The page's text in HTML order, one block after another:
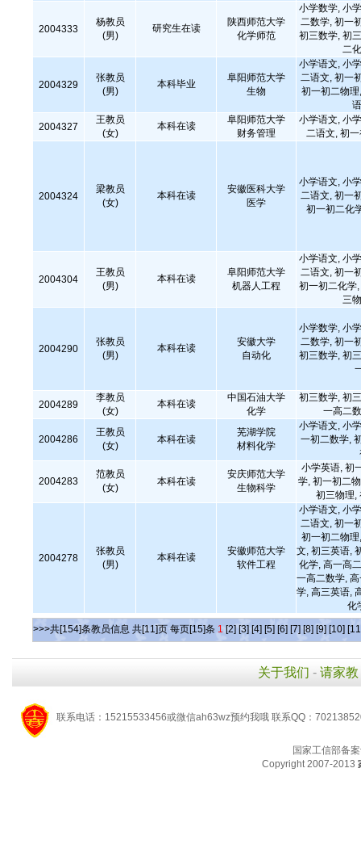
2004333
杨教员
(男)
研究生在读
陕西师范大学
化学师范
小学数学, 小
二数学, 初一
初三数学, 初
二
2004329
张教员
(男)
本科毕业
阜阳师范大学
生物
小学语文, 小
二语文, 初一
初一初二物
2004327
王教员
(女)
本科在读
阜阳师范大学
财务管理
小学语文, 小
二语文, 初
2004324
梁教员
(女)
本科在读
安徽医科大学
医学
小学语文, 小
二语文, 初一
初一初二化
2004304
王教员
(男)
本科在读
阜阳师范大学
机器人工程
小学语文, 小
二语文, 初一
初一初二化学
三
2004290
张教员
(男)
本科在读
安徽大学
自动化
小学数学, 小
二数学, 初一
初三数学, 初
2004289
李教员
(女)
本科在读
中国石油大学
化学
初三数学, 初
一高二
2004286
王教员
(女)
本科在读
芜湖学院
材料化学
小学语文, 小
一初二数学,
2004283
范教员
(女)
本科在读
安庆师范大学
生物科学
小学英语, 初
学, 初一初二
初三物理,
2004278
张教员
(男)
本科在读
安徽师范大学
软件工程
小学语文, 小
二语文, 初一
初一初二物
文, 初三英语,
化学, 高一高
一高二数学,
学, 高三英语,
化
>>>共[154]条教员信息 共[11]页 每页[15]条 1 [2] [3] [4] [5] [6] [7] [8] [9] [10]
关于我们 - 请家教
联系电话：15215533456或微信ah63wz预约我哦 联系QQ：
国家工信部备
Copyright 2007-2013